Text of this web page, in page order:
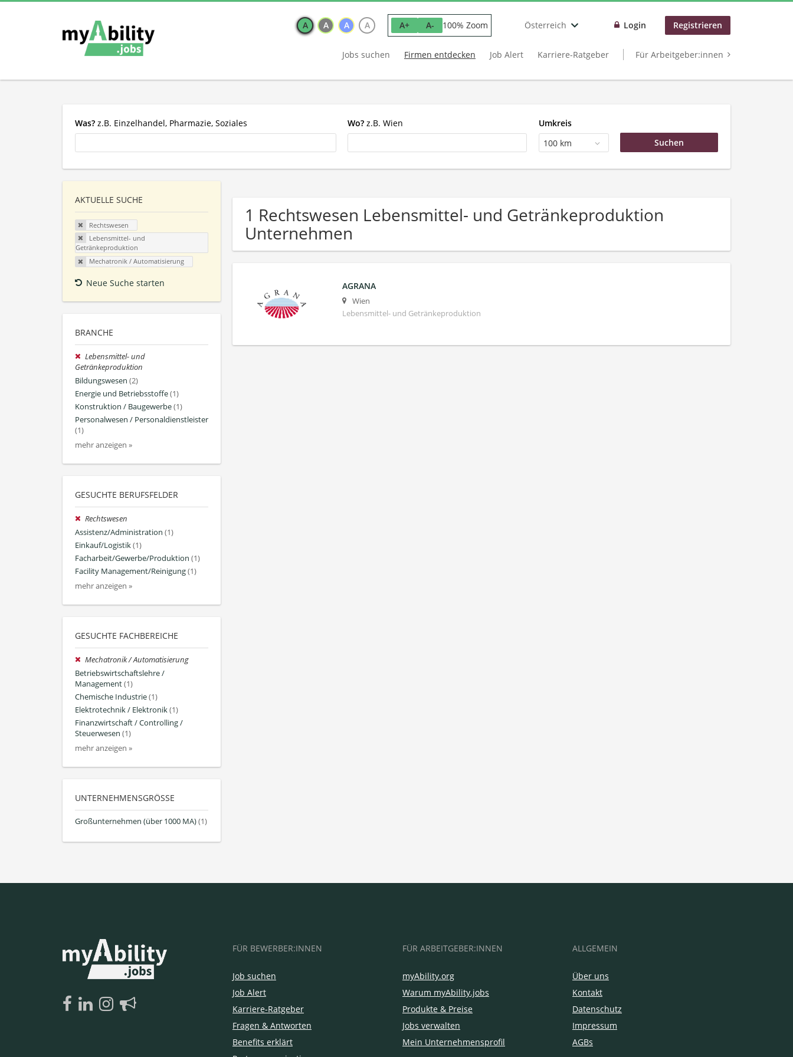
A A A A A+ A- 100% Zoom Österreich Login Registrieren
Jobs suchen Firmen entdecken Job Alert Karriere-Ratgeber Für Arbeitgeber:innen
Was? z.B. Einzelhandel, Pharmazie, Soziales Wo? z.B. Wien
Umkreis
100 km
AKTUELLE SUCHE
Rechtswesen
Lebensmittel- und
Getränkeproduktion
Mechatronik / Automatisierung
Neue Suche starten
BRANCHE
Lebensmittel- und
Getränkeproduktion
Bildungswesen (2)
Energie und Betriebsstoffe(1)
Konstruktion / Baugewerbe(1)
Personalwesen / Personaldienstleister
(1)
mehr anzeigen »
GESUCHTE BERUFSFELDER
Rechtswesen
Assistenz/Administration (1)
Einkauf/Logistik(1)
Facharbeit/Gewerbe/Produktion (1)
Facility Management/Reinigung(1)
mehr anzeigen »
GESUCHTE FACHBEREICHE
Mechatronik / Automatisierung
Betriebswirtschaftslehre /
Management(1)
Chemische Industrie(1)
Elektrotechnik / Elektronik(1)
Finanzwirtschaft / Controlling /
Steuerwesen (1)
mehr anzeigen »
UNTERNEHMENSGRÖSSE
Großunternehmen (über 1000 MA)(1)
1 Rechtswesen Lebensmittel- und Getränkeproduktion
Unternehmen
AGRANA
Wien
Lebensmittel- und Getränkeproduktion
FÜR BEWERBER:INNEN
Job suchen
Job Alert
Karriere-Ratgeber
Fragen & Antworten
Benefits erklärt
FÜR ARBEITGEBER:INNEN
myAbility.org
Warum myAbility.jobs
Produkte & Preise
Jobs verwalten
Mein Unternehmensprofil
ALLGEMEIN
Über uns
Kontakt
Datenschutz
Impressum
AGBs